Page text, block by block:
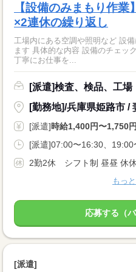
【設備のみまもり作
×2連休の繰り返し
工場内にある空調や照明など 設
ます 具体的な内容 設備のチェ
丁寧にお仕事を...
[派遣]検査、検品、工場
[勤務地]/兵庫県姫路市 /
[派遣]時給1,400円〜1,750円
[派遣]07:00〜16:30、19:00
もっ
応募する（
[派遣]